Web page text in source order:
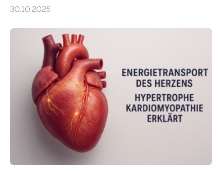
behandelt werden kann. In ihrer aktuellen Studie,
Oncology, zeigen die Forschenden, dass Mini-Tumore
aus Gewebe von Patientinnen und Patienten –
sogenannte Organoide – genutzt werden können, um
vorab zu prüfen, welche Medikamente am besten
wirken. Dabei wurde ein Eiweiß identifiziert, das künftig
als Biomarker für die Wahl der passenden Therapie
dienen könnte. Darmkrebs zählt weltweit zu den
häufigsten Krebsarten und stellt…
30.10.2025